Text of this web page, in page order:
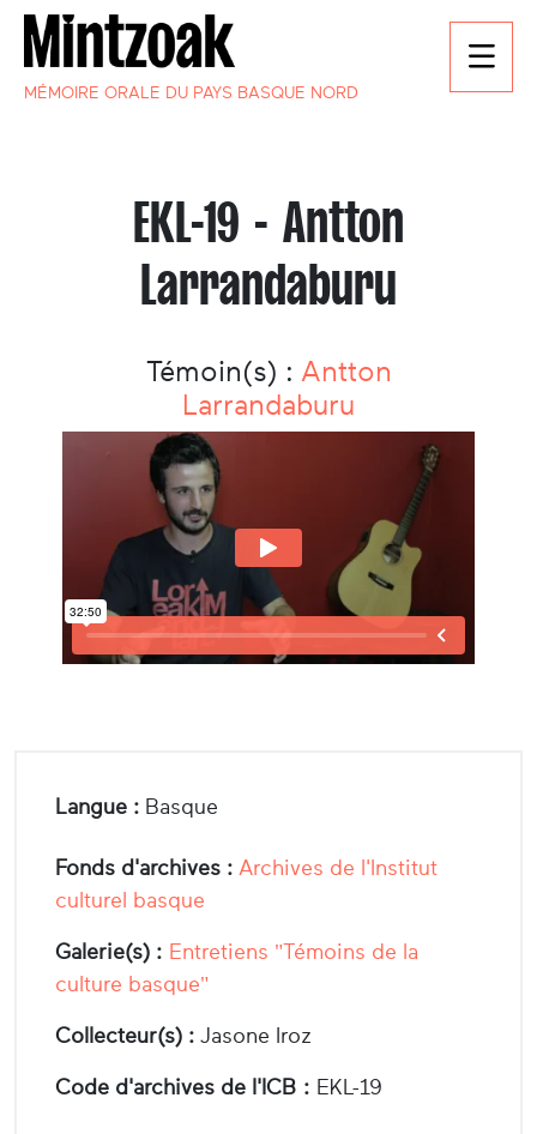
MÉMOIRE ORALE DU PAYS BASQUE NORD
EKL-19 - Antton
Larrandaburu
Témoin(s) : Antton
Larrandaburu
Langue : Basque
Fonds d'archives : Archives de l'Institut
culturel basque
Galerie(s) : Entretiens "Témoins de la
culture basque"
Collecteur(s) : Jasone Iroz
Code d'archives de l'ICB : EKL-19